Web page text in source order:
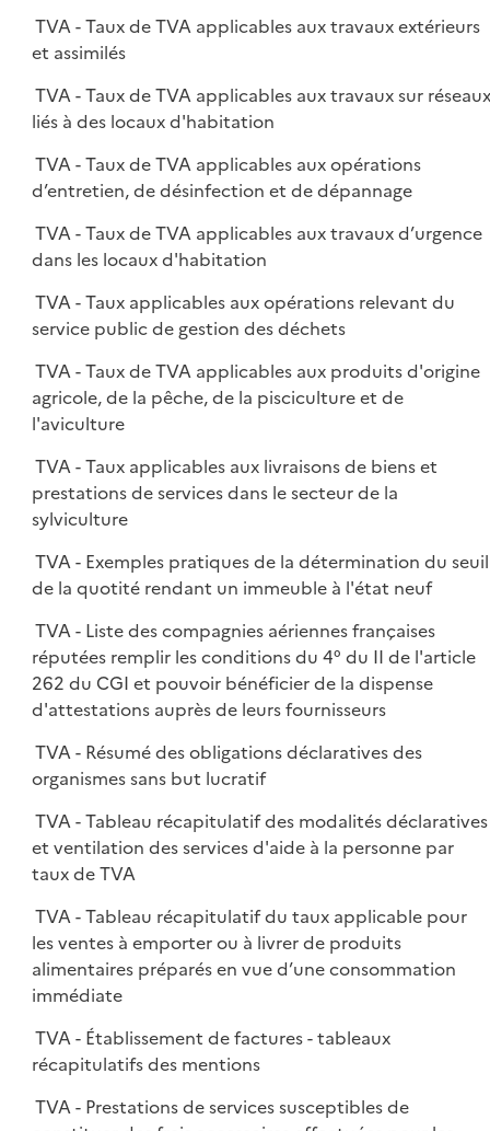
TVA - Taux de TVA applicables aux travaux extérieurs
et assimilés
TVA - Taux de TVA applicables aux travaux sur
liés à des locaux d'habitation
TVA - Taux de TVA applicables aux opérations
d’entretien, de désinfection et de dépannage
TVA - Taux de TVA applicables aux travaux d’urgence
dans les locaux d'habitation
TVA - Taux applicables aux opérations relevant du
service public de gestion des déchets
TVA - Taux de TVA applicables aux produits d'origine
agricole, de la pêche, de la pisciculture et de
l'aviculture
TVA - Taux applicables aux livraisons de biens et
prestations de services dans le secteur de la
sylviculture
TVA - Exemples pratiques de la détermination du seuil
de la quotité rendant un immeuble à l'état neuf
TVA - Liste des compagnies aériennes françaises
réputées remplir les conditions du 4° du II de l'article
262 du CGI et pouvoir bénéficier de la dispense
d'attestations auprès de leurs fournisseurs
TVA - Résumé des obligations déclaratives des
organismes sans but lucratif
TVA - Tableau récapitulatif des modalités déclaratives
et ventilation des services d'aide à la personne par
taux de TVA
TVA - Tableau récapitulatif du taux applicable pour
les ventes à emporter ou à livrer de produits
alimentaires préparés en vue d’une consommation
immédiate
TVA - Établissement de factures - tableaux
récapitulatifs des mentions
TVA - Prestations de services susceptibles de